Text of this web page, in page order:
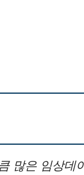
많은 임상데